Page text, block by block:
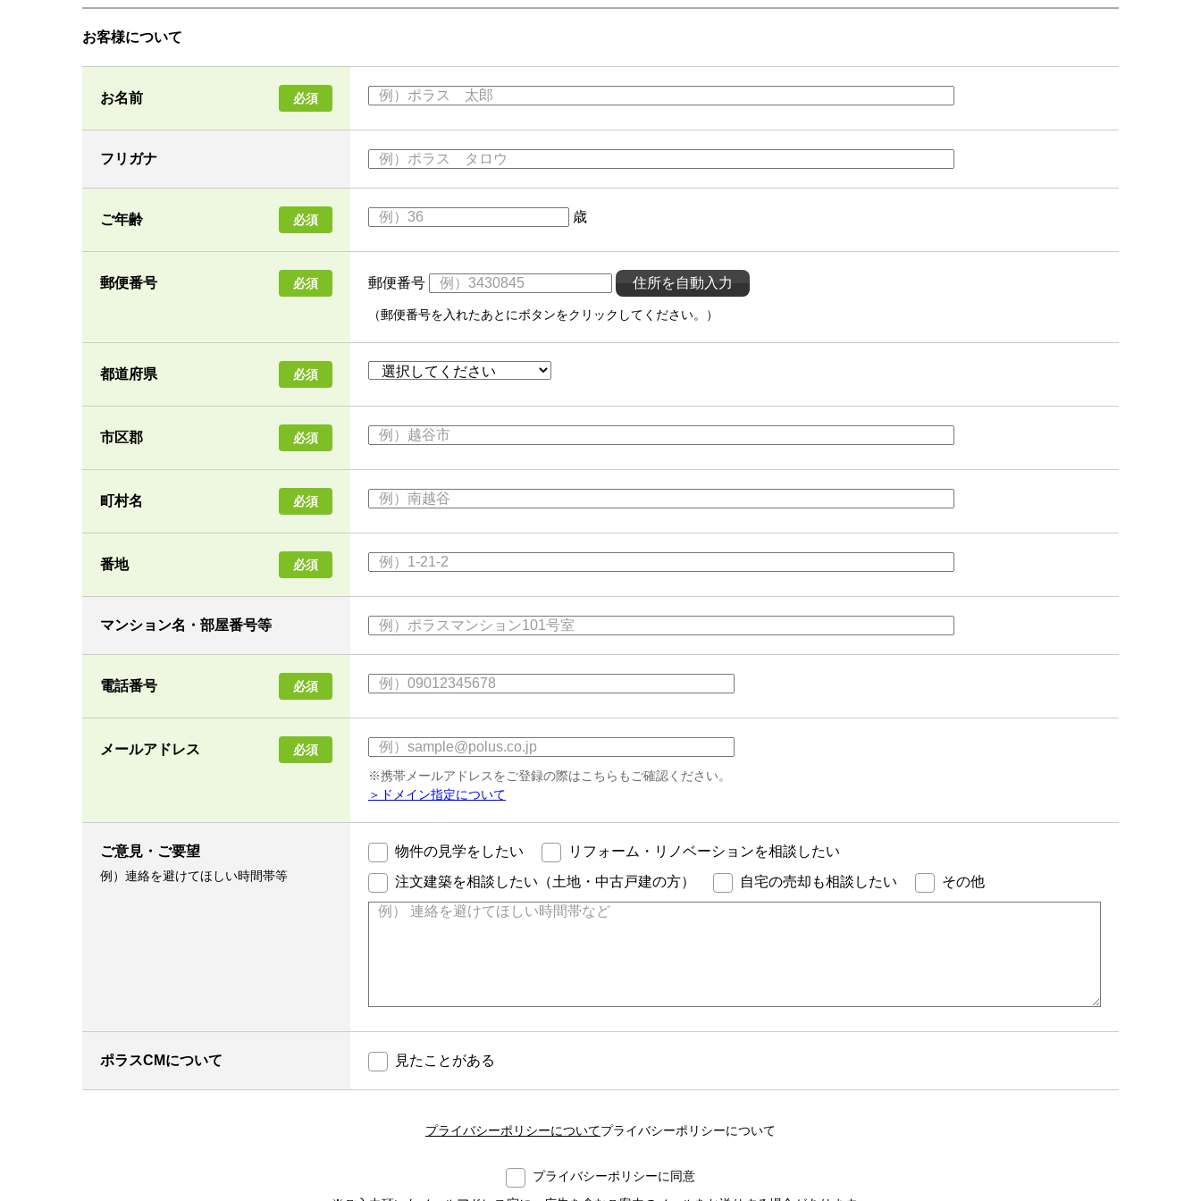
お客様について
お名前 必須
フリガナ
ご年齢 必須 歳
郵便番号 必須 郵便番号
（郵便番号を入れたあとにボタンをクリックしてください。）
都道府県 必須
市区郡 必須
町村名 必須
番地 必須
マンション名・部屋番号等
電話番号 必須
メールアドレス
必須
※携帯メールアドレスをご登録の際はこちらもご確認ください。
＞ドメイン指定について
ご意見・ご要望
例）連絡を避けてほしい時間帯等
物件の見学をしたい
リフォーム・リノベーションを相談したい
注文建築を相談したい（土地・中古戸建の方）
自宅の売却も相談したい その他
ポラスCMについて 見たことがある
プライバシーポリシーについてプライバシーポリシーについて
プライバシーポリシーに同意